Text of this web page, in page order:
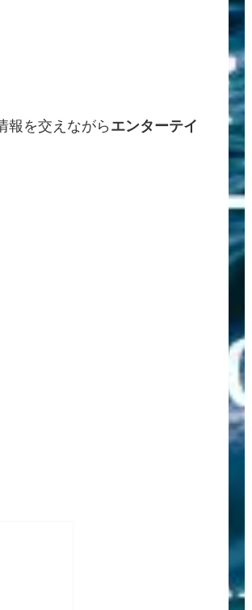
報を交えながら エンターテイ